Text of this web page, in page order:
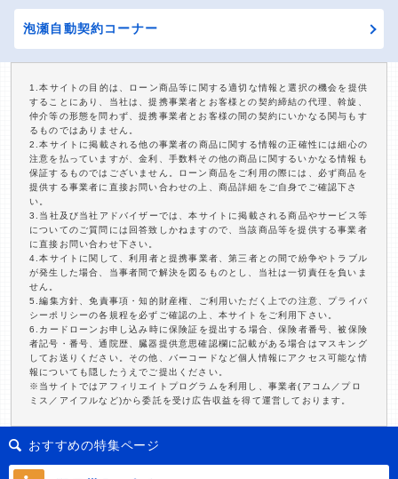
泡瀬自動契約コーナー
1.本サイトの目的は、ローン商品等に関する適切な情報と選択の機会を提供
することにあり、当社は、提携事業者とお客様との契約締結の代理、斡旋、
仲介等の形態を問わず、提携事業者とお客様の間の契約にいかなる関与もす
るものではありません。
2.本サイトに掲載される他の事業者の商品に関する情報の正確性には細心の
注意を払っていますが、金利、手数料その他の商品に関するいかなる情報も
保証するものではございません。ローン商品をご利用の際には、必ず商品を
提供する事業者に直接お問い合わせの上、商品詳細をご自身でご確認下さ
い。
3.当社及び当社アドバイザーでは、本サイトに掲載される商品やサービス等
についてのご質問には回答致しかねますので、当該商品等を提供する事業者
に直接お問い合わせ下さい。
4.本サイトに関して、利用者と提携事業者、第三者との間で紛争やトラブル
が発生した場合、当事者間で解決を図るものとし、当社は一切責任を負いま
せん。
5.編集方針、免責事項・知的財産権、ご利用いただく上での注意、プライバ
シーポリシーの各規程を必ずご確認の上、本サイトをご利用下さい。
6.カードローンお申し込み時に保険証を提出する場合、保険者番号、被保険
者記号・番号、通院歴、臓器提供意思確認欄に記載がある場合はマスキング
してお送りください。その他、バーコードなど個人情報にアクセス可能な情
報についても隠したうえでご提出ください。
※当サイトではアフィリエイトプログラムを利用し、事業者(アコム／プロ
ミス／アイフルなど)から委託を受け広告収益を得て運営しております。
おすすめの特集ページ